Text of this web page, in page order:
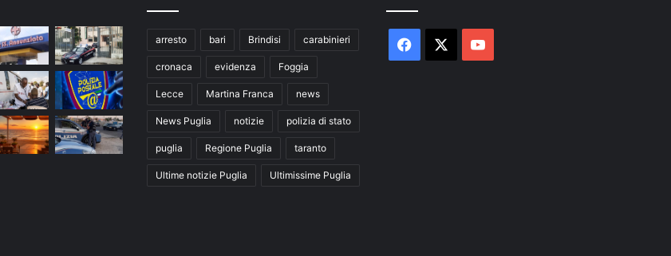
arresto bari Brindisi carabinieri
cronaca evidenza Foggia
Lecce Martina Franca news
News Puglia notizie polizia di stato
puglia Regione Puglia taranto
Ultime notizie Puglia Ultimissime Puglia
Facebook